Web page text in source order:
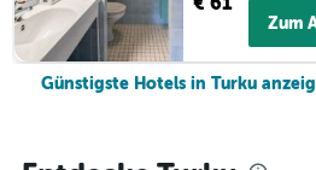
Zum
Günstigste Hotels in Turku